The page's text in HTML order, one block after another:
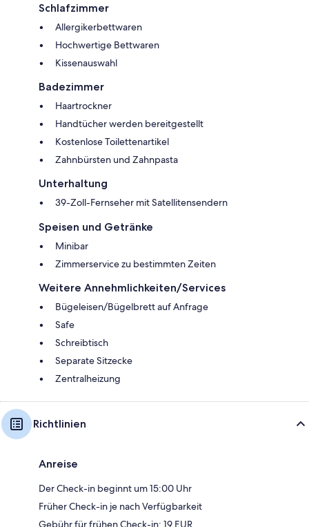
Schlafzimmer
Allergikerbettwaren
Hochwertige Bettwaren
Kissenauswahl
Badezimmer
Haartrockner
Handtücher werden bereitgestellt
Kostenlose Toilettenartikel
Zahnbürsten und Zahnpasta
Unterhaltung
39-Zoll-Fernseher mit Satellitensendern
Speisen und Getränke
Minibar
Zimmerservice zu bestimmten Zeiten
Weitere Annehmlichkeiten/Services
Bügeleisen/Bügelbrett auf Anfrage
Safe
Schreibtisch
Separate Sitzecke
Zentralheizung
Richtlinien
Anreise
Der Check-in beginnt um 15:00 Uhr
Früher Check-in je nach Verfügbarkeit
Gebühr für frühen Check-in: 19 EUR.